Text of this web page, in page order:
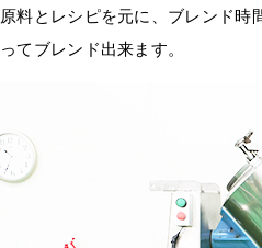
原料とレシピを元に、ブレンド時
ってブレンド出来ます。